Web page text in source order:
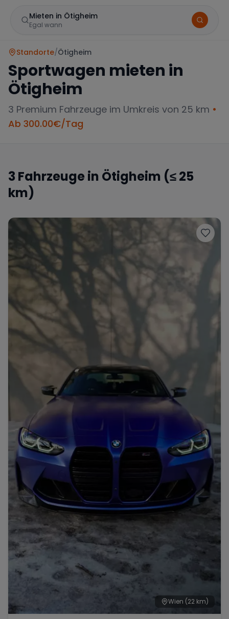
Mieten in Ötigheim
Egal wann
Porsche Lamborghini
McLaren
Bentley Rolls Royce Aston Martin
Bugatti Lotus Maserati
Range Rover Corvette
Wann
Zeitraum wählen
Standorte/Ötigheim
Sportwagen mieten in
Ötigheim
3 Premium Fahrzeuge im Umkreis von 25 km •
Ab 300.00€/Tag
3 Fahrzeuge in Ötigheim (≤ 25
km)
Wien (22 km)